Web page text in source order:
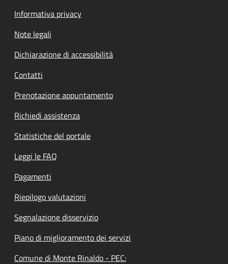
Informativa privacy
Note legali
Dichiarazione di accessibilità
Contatti
Prenotazione appuntamento
Richiedi assistenza
Statistiche del portale
Leggi le FAQ
Pagamenti
Riepilogo valutazioni
Segnalazione disservizio
Piano di miglioramento dei servizi
Comune di Monte Rinaldo - PEC: